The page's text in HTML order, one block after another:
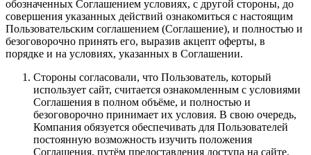
обозначенных Соглашением условиях, с другой стороны, до
совершения указанных действий ознакомиться с настоящим
Пользовательским соглашением (Соглашение), и полностью и
безоговорочно принять его, выразив акцепт оферты, в
порядке и на условиях, указанных в Соглашении.
Стороны согласовали, что Пользователь, который
использует сайт, считается ознакомленным с условиями
Соглашения в полном объёме, и полностью и
безоговорочно принимает их условия. В свою очередь,
Компания обязуется обеспечивать для Пользователей
постоянную возможность изучить положения
Соглашения, путём предоставления доступа на сайте.